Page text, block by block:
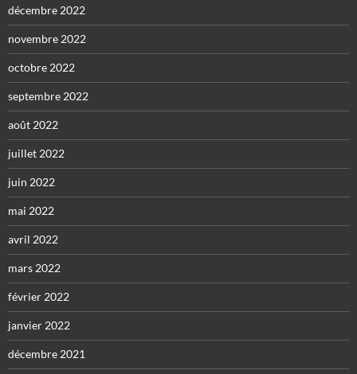
décembre 2022
novembre 2022
octobre 2022
septembre 2022
août 2022
juillet 2022
juin 2022
mai 2022
avril 2022
mars 2022
février 2022
janvier 2022
décembre 2021